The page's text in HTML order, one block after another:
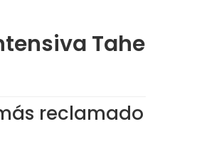
Tahe
reclamado